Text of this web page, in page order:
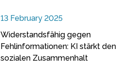
13 February 2025
Widerstandsfähig gegen
Fehlinformationen: KI stärkt den
sozialen Zusammenhalt